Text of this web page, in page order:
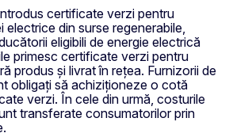
certificate verzi pentru
electrice din surse regenerabile,
eligibili de energie electrică
primesc certificate verzi pentru
produs și livrat în rețea. Furnizorii de
obligați să achiziționeze o cotă
verzi. În cele din urmă, costurile
transferate consumatorilor prin